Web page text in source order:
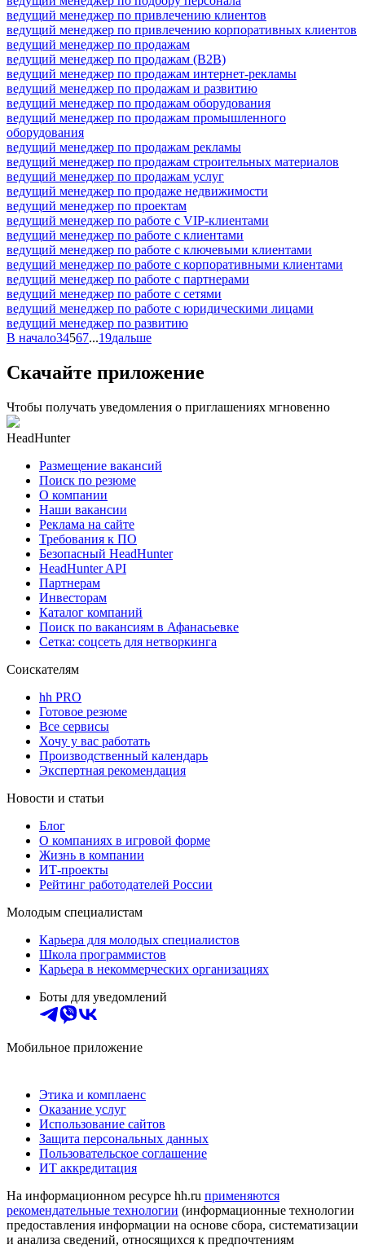
ведущий менеджер по привлечению клиентов
ведущий менеджер по привлечению корпоративных клиентов
ведущий менеджер по продажам
ведущий менеджер по продажам (B2B)
ведущий менеджер по продажам интернет-рекламы
ведущий менеджер по продажам и развитию
ведущий менеджер по продажам оборудования
ведущий менеджер по продажам промышленного
оборудования
ведущий менеджер по продажам рекламы
ведущий менеджер по продажам строительных материалов
ведущий менеджер по продажам услуг
ведущий менеджер по продаже недвижимости
ведущий менеджер по проектам
ведущий менеджер по работе с VIP-клиентами
ведущий менеджер по работе с клиентами
ведущий менеджер по работе с ключевыми клиентами
ведущий менеджер по работе с корпоративными клиентами
ведущий менеджер по работе с партнерами
ведущий менеджер по работе с сетями
ведущий менеджер по работе с юридическими лицами
ведущий менеджер по развитию
В начало34567...19дальше
Скачайте приложение
Чтобы получать уведомления о приглашениях мгновенно
HeadHunter
Размещение вакансий
Поиск по резюме
О компании
Наши вакансии
Реклама на сайте
Требования к ПО
Безопасный HeadHunter
HeadHunter API
Партнерам
Инвесторам
Каталог компаний
Поиск по вакансиям в Афанасьевке
Сетка: соцсеть для нетворкинга
Соискателям
hh PRO
Готовое резюме
Все сервисы
Хочу у вас работать
Производственный календарь
Экспертная рекомендация
Новости и статьи
Блог
О компаниях в игровой форме
Жизнь в компании
ИТ-проекты
Рейтинг работодателей России
Молодым специалистам
Карьера для молодых специалистов
Школа программистов
Карьера в некоммерческих организациях
Боты для уведомлений
Мобильное приложение
Этика и комплаенс
Оказание услуг
Использование сайтов
Защита персональных данных
Пользовательское соглашение
ИТ аккредитация
На информационном ресурсе hh.ru применяются
рекомендательные технологии (информационные технологии
предоставления информации на основе сбора, систематизации
и анализа сведений, относящихся к предпочтениям